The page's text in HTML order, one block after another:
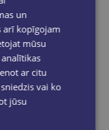
publicēšanas tika
joprojām darbojas
iedvesmojoša
to iegūt.
un palīdz
un
arī kopīgojam
mūsu
ar citu
vai ko
jūsu